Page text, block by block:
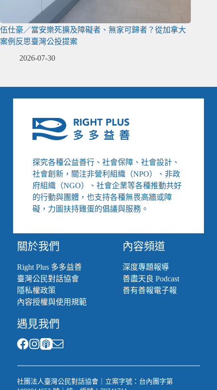
伍仕豪／當安樂死擴及障礙者、無家可歸者？從加拿大
案例反思臺灣公投提案
2026-07-30
探究各種公益善行、社會保障、社會設計、
社會創新，關注非營利組織（NPO）、非政
府組織（NGO）、社會企業等各種推動共好
的行動與團體，也支持各種無畏高牆或障
礙，力圖扶持雞蛋的倡議與服務。
關於我們
Right Plus 多多益善
臺灣公民對話協會
隱私權政策
內容授權與使用規範
內容頻道
深度專題報導
善盡天良 Podcast
善有善報電子報
遇見我們
社團法人臺灣公民對話協會｜立案字號：台內團字第